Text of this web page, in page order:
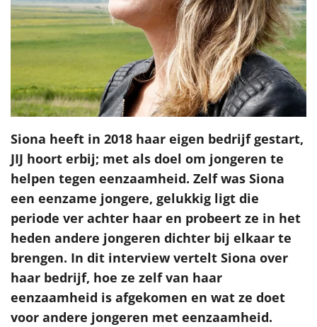
Siona heeft in 2018 haar eigen bedrijf gestart,
JIJ hoort erbij; met als doel om jongeren te
helpen tegen eenzaamheid. Zelf was Siona
een eenzame jongere, gelukkig ligt die
periode ver achter haar en probeert ze in het
heden andere jongeren dichter bij elkaar te
brengen. In dit interview vertelt Siona over
haar bedrijf, hoe ze zelf van haar
eenzaamheid is afgekomen en wat ze doet
voor andere jongeren met eenzaamheid.